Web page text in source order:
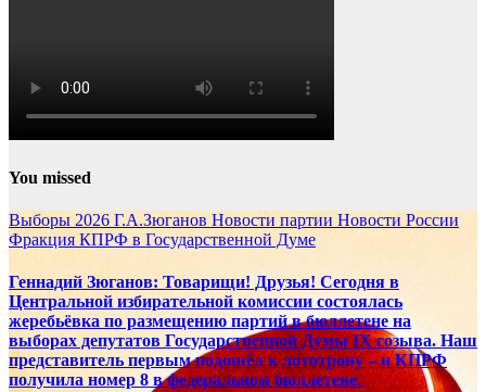
You missed
Выборы 2026 Г.А.Зюганов Новости партии Новости России
Фракция КПРФ в Государственной Думе
Геннадий Зюганов: Товарищи! Друзья! Сегодня в
Центральной избирательной комиссии состоялась
жеребьёвка по размещению партий в бюллетене на
выборах депутатов Государственной Думы IX созыва. Наш
представитель первым подошёл к лототрону – и КПРФ
получила номер 8 в федеральном бюллетене.